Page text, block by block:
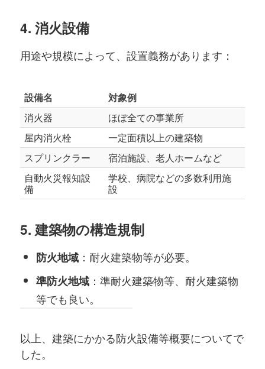
4. 消火設備
用途や規模によって、設置義務があります：
設備名 対象例
消火器
ほぼ全ての事業所
屋内消火栓
一定面積以上の建築物
スプリンクラー
宿泊施設、老人ホームなど
自動火災報知設
備
学校、病院などの多数利用施
設
5. 建築物の構造規制
防火地域：耐火建築物等が必要。
準防火地域：準耐火建築物等、耐火建築物
等でも良い。
以上、建築にかかる防火設備等概要についてで
した。